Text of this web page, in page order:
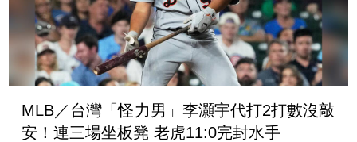
MLB／台灣「怪力男」李灝宇代打2打數沒敲
安！連三場坐板凳 老虎11:0完封水手